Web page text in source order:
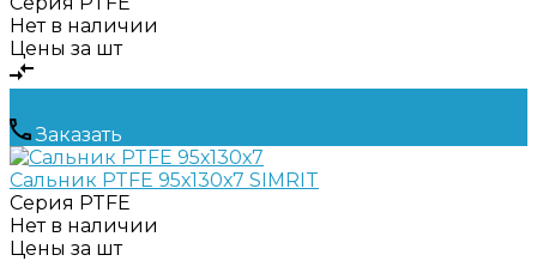
Нет в наличии
Цены за шт
Заказать
Сальник PTFE 95х130х7 SIMRIT
Серия PTFE
Нет в наличии
Цены за шт